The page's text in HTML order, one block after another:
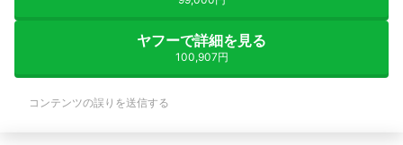
ヤフーで詳細を見る
100,907円
コンテンツの誤りを送信する